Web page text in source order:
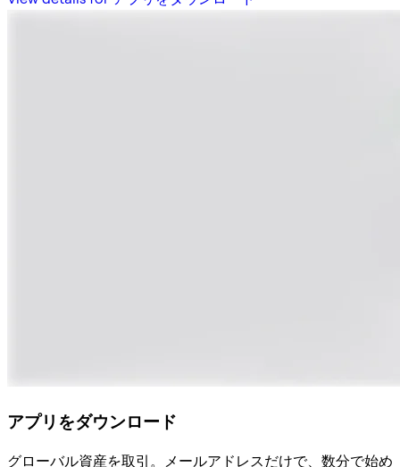
アプリをダウンロード
グローバル資産を取引。メールアドレスだけで、数分で始め